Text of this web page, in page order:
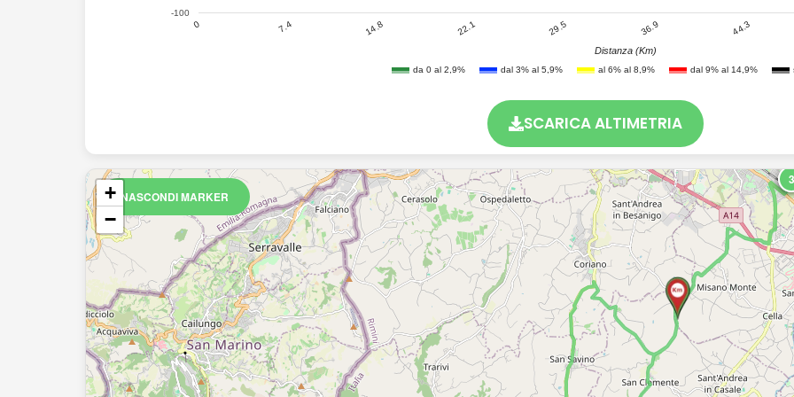
da 0 al 2,9% dal 3% al 5,9% al 6% al 8,9% dal 9% al 14,9%
0 7.4 14.8 22.1 29.5 36.9 44.3
-100
Distanza (Km)
SCARICA ALTIMETRIA
NASCONDI MARKER
1
3
+
−